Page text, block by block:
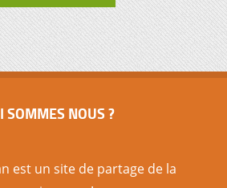
SOMMES NOUS ?
est un site de partage de la